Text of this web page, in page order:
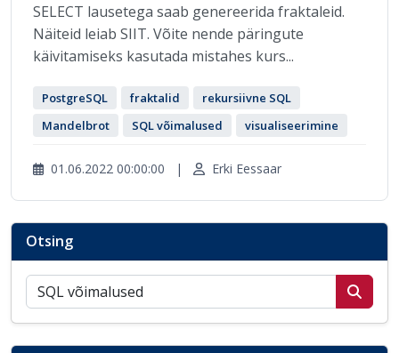
SELECT lausetega saab genereerida fraktaleid.
Näiteid leiab SIIT. Võite nende päringute
käivitamiseks kasutada mistahes kurs...
PostgreSQL fraktalid
rekursiivne SQL
Mandelbrot
SQL võimalused visualiseerimine
01.06.2022 00:00:00 | Erki Eessaar
Otsing
Otsi postitusi